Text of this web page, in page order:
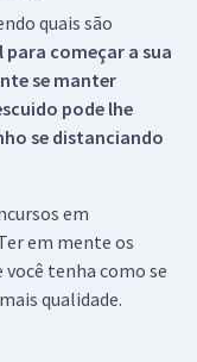
quais são
começar a sua
se manter
pode lhe
se distanciando
em
em mente os
tenha como se
qualidade.